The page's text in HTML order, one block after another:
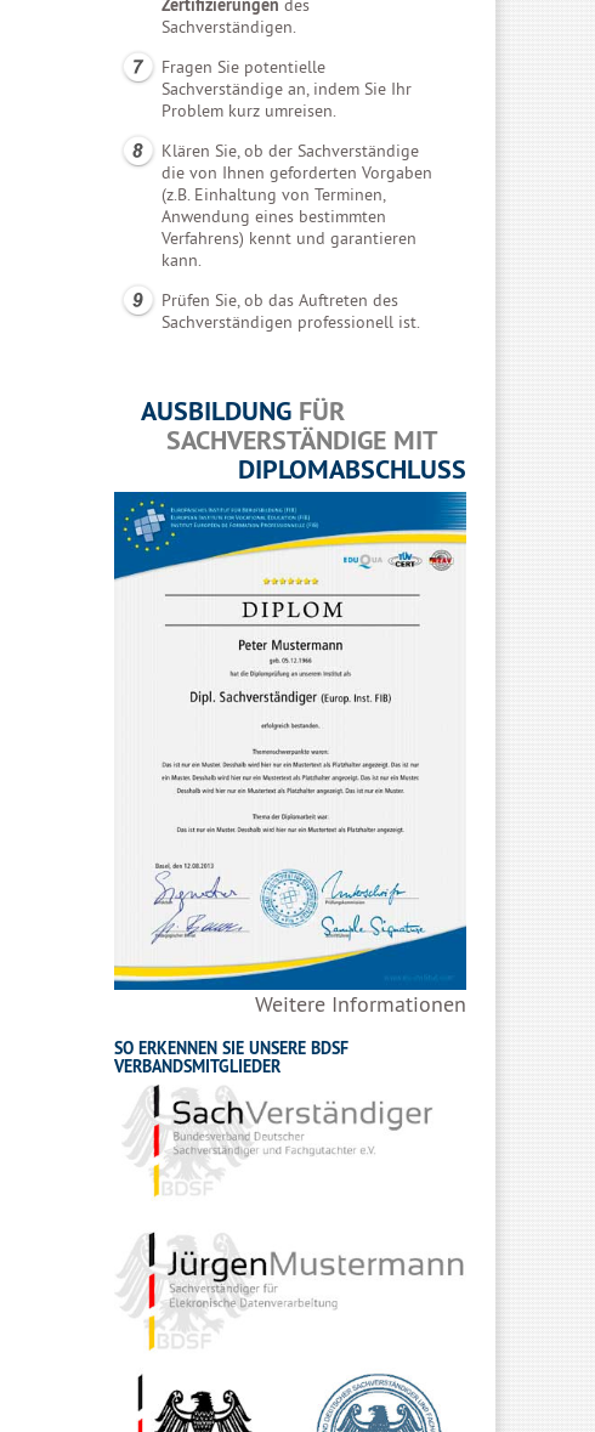
Zertifizierungen des
Sachverständigen.
Fragen Sie potentielle
Sachverständige an, indem Sie Ihr
Problem kurz umreisen.
Klären Sie, ob der Sachverständige
die von Ihnen geforderten Vorgaben
(z.B. Einhaltung von Terminen,
Anwendung eines bestimmten
Verfahrens) kennt und garantieren
kann.
Prüfen Sie, ob das Auftreten des
Sachverständigen professionell ist.
AUSBILDUNG FÜR
SACHVERSTÄNDIGE MIT
DIPLOMABSCHLUSS
Weitere Informationen
SO ERKENNEN SIE UNSERE BDSF
VERBANDSMITGLIEDER